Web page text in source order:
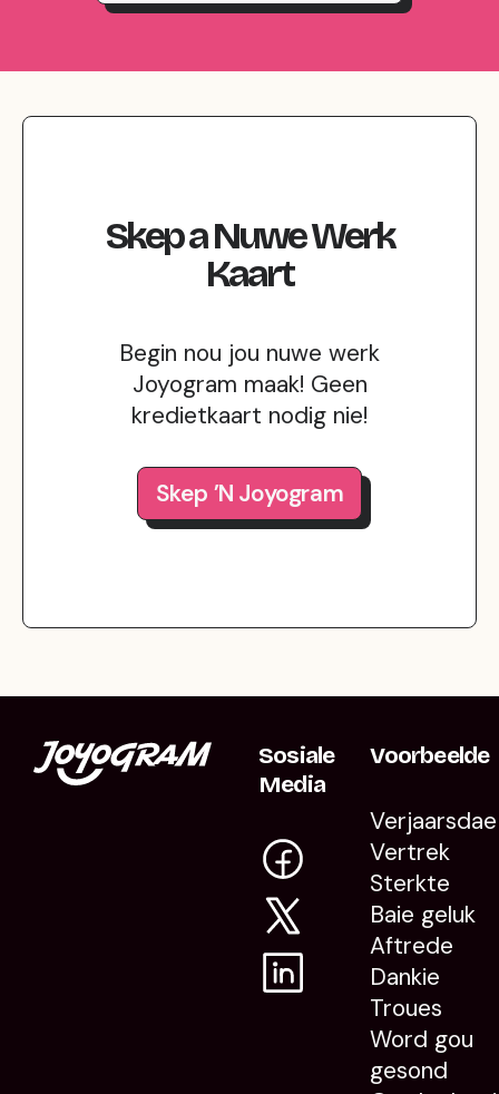
SkepaNuwe Werk
Kaart
Begin nou jou nuwe werk
Joyogram maak! Geen
kredietkaart nodig nie!
Skep ’n Joyogram
Sosiale
Media
Voorbeelde
Verjaarsdae
Vertrek
Sterkte
Baie geluk
Aftrede
Dankie
Troues
Word gou
gesond